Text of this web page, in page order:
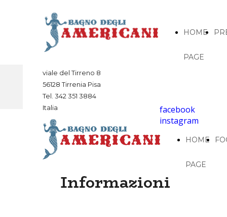
HOME
PAGE
viale del Tirreno 8
56128 Tirrenia Pisa
Tel. 342 351 3884
Italia
facebook
instagram
HOME
PAGE
Informazioni